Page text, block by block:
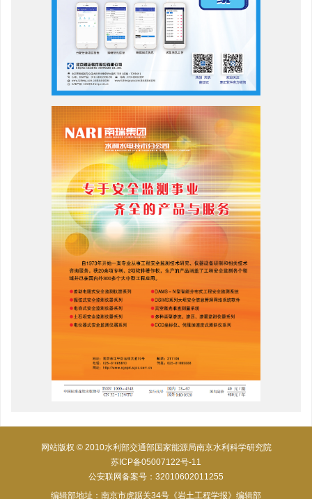
网站版权 © 2010水利部交通部国家能源局南京水利科学研究院
苏ICP备05007122号-11
公安联网备案号：32010602011255
编辑部地址：南京市虎踞关34号《岩土工程学报》编辑部